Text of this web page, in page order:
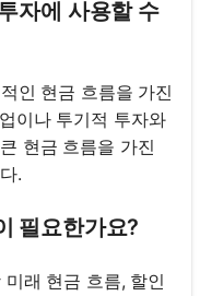
자에 사용할 수
인 현금 흐름을 가진
이나 투기적 투자와
현금 흐름을 가진
.
필요한가요?
래 현금 흐름, 할인